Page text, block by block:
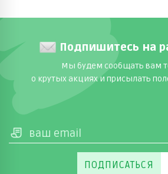
Подпишитесь на
Мы будем сообщать вам
о крутых акциях и присылать
ПОДПИСАТЬСЯ